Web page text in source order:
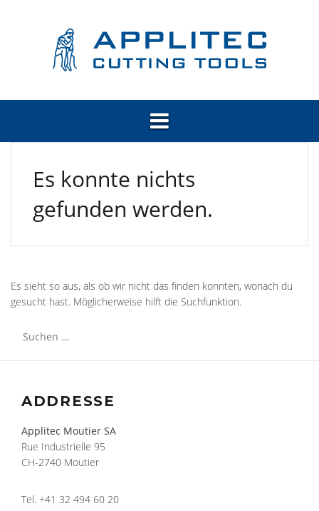
Es konnte nichts
gefunden werden.
Es sieht so aus, als ob wir nicht das finden konnten, wonach du
gesucht hast. Möglicherweise hilft die Suchfunktion.
nach:
ADDRESSE
Applitec Moutier SA
Rue Industrielle 95
CH-2740 Moutier
Tel. +41 32 494 60 20